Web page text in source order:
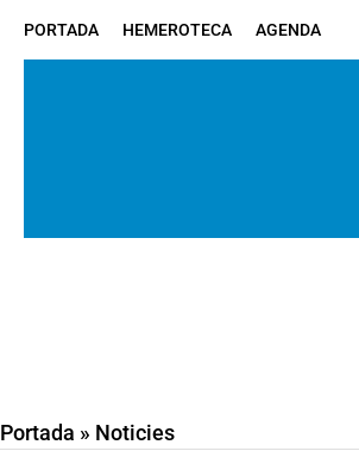
PORTADA HEMEROTECA AGENDA
Portada » Noticies